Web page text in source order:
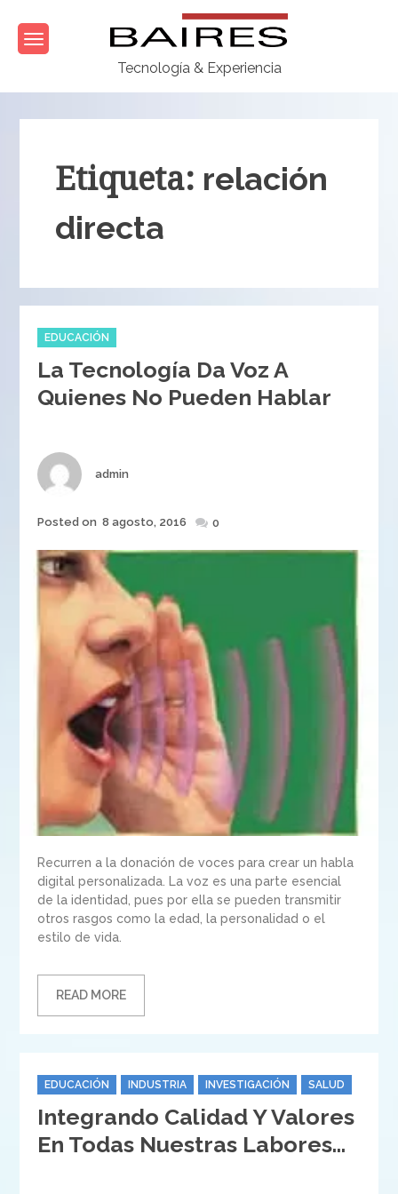
content
Tecnología & Experiencia
Etiqueta: relación
directa
Categories
EDUCACIÓN
La Tecnología Da Voz A
Quienes No Pueden Hablar
Author
admin
Posted
Posted on 8 agosto, 2016 0
Recurren a la donación de voces para crear un habla
digital personalizada. La voz es una parte esencial
de la identidad, pues por ella se pueden transmitir
otros rasgos como la edad, la personalidad o el
estilo de vida.
READ MORE
Categories
EDUCACIÓN INDUSTRIA INVESTIGACIÓN SALUD
Integrando Calidad Y Valores
En Todas Nuestras Labores…